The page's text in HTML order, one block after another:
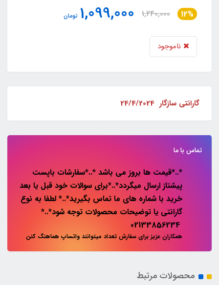
12%
1,240,000
1,099,000 تومان
ناموجود
گارانتی سازگار 24/4/2024
تماس با ما
*..*قیمت ها بروز می باشد *..*سفارشات باپست
پیشتاز ارسال میگردد*..*برای سوالات خود قبل یا بعد
خرید با شماره های ما تماس بگیرید*..* لطفا به نوع
گارانتی یا توضیحات محصولات توجه شود*..*
همکاران عزیز برای سفارش تعداد میتوانند واتساپ هماهنگ کنن
محصولات مرتبط